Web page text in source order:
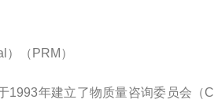
（PRM）
年建立了物质量咨询委员会（